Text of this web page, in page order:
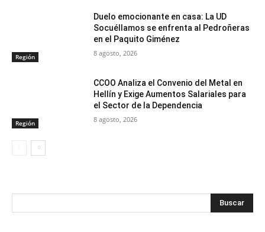
Región
Duelo emocionante en casa: La UD
Socuéllamos se enfrenta al Pedroñeras
en el Paquito Giménez
8 agosto, 2026
Región
CCOO Analiza el Convenio del Metal en
Hellín y Exige Aumentos Salariales para
el Sector de la Dependencia
8 agosto, 2026
Buscar